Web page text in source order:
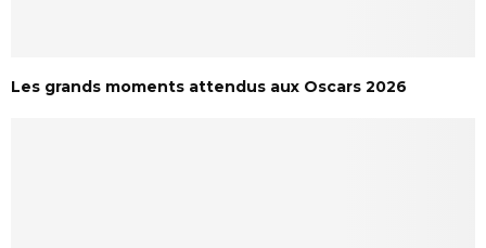
Les grands moments attendus aux Oscars 2026